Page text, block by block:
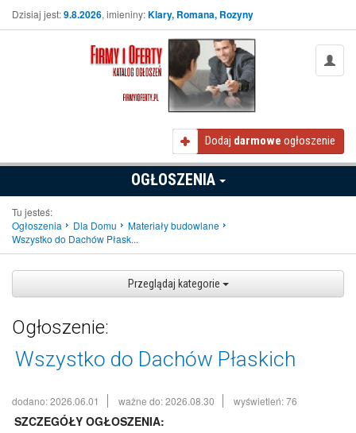
Dzisiaj jest:9.8.2026, imieniny:Klary, Romana, Rozyny
Dodaj darmowe ogłoszenie
OGŁOSZENIA
Tu jesteś:
Ogłoszenia
Dla Domu
Materiały budowlane
Wszystko do Dachów Płask...
Przeglądaj kategorie
Ogłoszenie:
Wszystko do Dachów Płaskich
dodano: 2026.06.01 ważne do: 2026.08.30 wyświetleń: 76
SZCZEGÓŁY OGŁOSZENIA: